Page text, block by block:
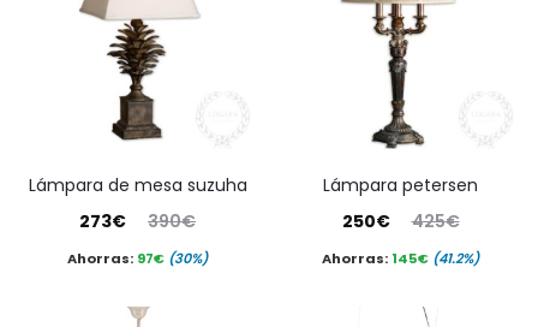
lámpara de mesa suzuha
390€
El
precio
273€
precioAhorras: 97€ (30%)
lámpara petersen
425€
El
precio
250€
precioAhorras:145€ (41.2%)